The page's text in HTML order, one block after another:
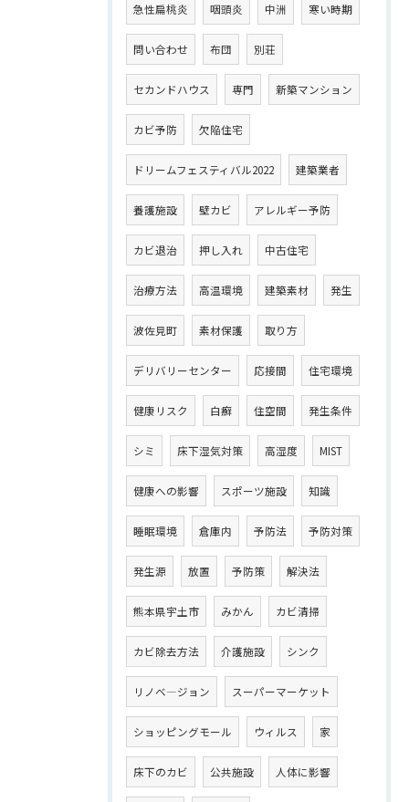
急性扁桃炎 咽頭炎 中洲 寒い時期
問い合わせ 布団 別荘
セカンドハウス 専門 新築マンション
カビ予防 欠陥住宅
ドリームフェスティバル2022 建築業者
養護施設 壁カビ アレルギー予防
カビ退治 押し入れ 中古住宅
治療方法 高温環境 建築素材 発生
波佐見町 素材保護 取り方
デリバリーセンター 応接間 住宅環境
健康リスク 白癬 住空間 発生条件
シミ 床下湿気対策 高湿度 MIST
健康への影響 スポーツ施設 知識
睡眠環境 倉庫内 予防法 予防対策
発生源 放置 予防策 解決法
熊本県宇土市 みかん カビ清掃
カビ除去方法 介護施設 シンク
リノベ―ジョン スーパーマーケット
ショッピングモール ウィルス 家
床下のカビ 公共施設 人体に影響